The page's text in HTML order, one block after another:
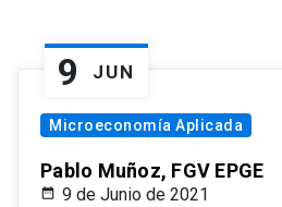
9 JUN
Microeconomía Aplicada
Pablo Muñoz, FGV EPGE
9 de Junio de 2021